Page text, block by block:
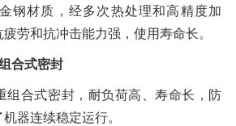
钢材质，经多次热处理和高精度加
劳和抗冲击能力强，使用寿命长。
合式密封
组合式密封，耐负荷高、寿命长，防
器连续稳定运行。